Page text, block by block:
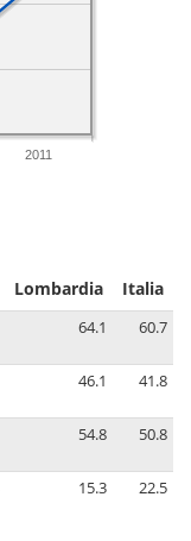
2011
Lombardia Italia
64.1 60.7
46.1 41.8
54.8 50.8
15.3 22.5